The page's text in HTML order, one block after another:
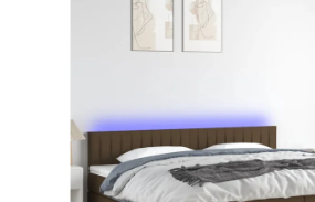
hviezdičiek.